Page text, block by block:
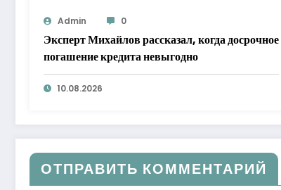
Admin 0
Эксперт Михайлов рассказал, когда досрочное
погашение кредита невыгодно
10.08.2026
ОТПРАВИТЬ КОММЕНТАРИЙ